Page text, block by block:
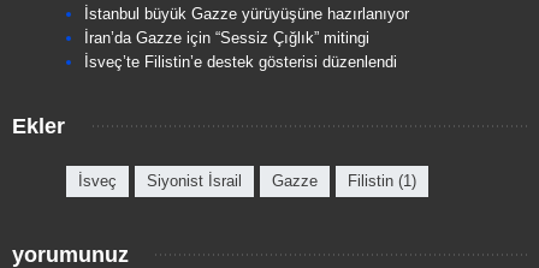
İstanbul büyük Gazze yürüyüşüne hazırlanıyor
İran’da Gazze için “Sessiz Çığlık” mitingi
İsveç’te Filistin’e destek gösterisi düzenlendi
Ekler
İsveç Siyonist İsrail Gazze Filistin (1)
yorumunuz